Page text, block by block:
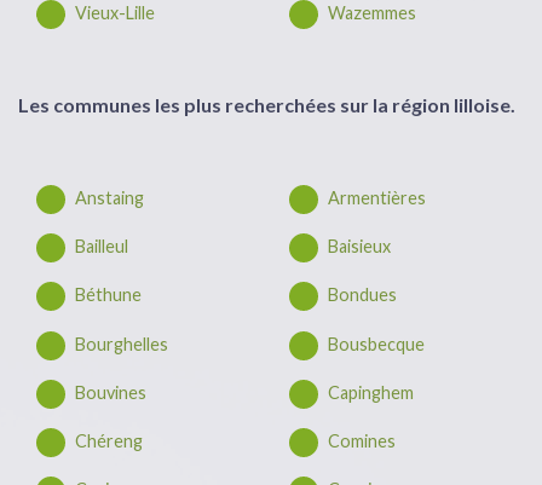
Vieux-Lille Wazemmes
Les communes les plus recherchées sur la région lilloise.
Anstaing Armentières
Bailleul Baisieux
Béthune Bondues
Bourghelles Bousbecque
Bouvines Capinghem
Chéreng Comines